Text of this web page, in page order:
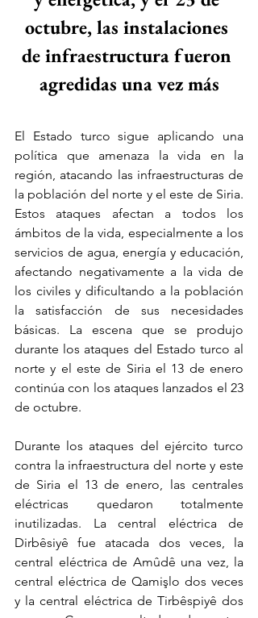
octubre, las instalaciones
de infraestructura fueron
agredidas una vez más
El Estado turco sigue aplicando una
política que amenaza la vida en la
región, atacando las infraestructuras de
la población del norte y el este de Siria.
Estos ataques afectan a todos los
ámbitos de la vida, especialmente a los
servicios de agua, energía y educación,
afectando negativamente a la vida de
los civiles y dificultando a la población
la satisfacción de sus necesidades
básicas. La escena que se produjo
durante los ataques del Estado turco al
norte y el este de Siria el 13 de enero
continúa con los ataques lanzados el 23
de octubre.
Durante los ataques del ejército turco
contra la infraestructura del norte y este
de Siria el 13 de enero, las centrales
eléctricas quedaron totalmente
inutilizadas. La central eléctrica de
Dirbêsiyê fue atacada dos veces, la
central eléctrica de Amûdê una vez, la
central eléctrica de Qamişlo dos veces
y la central eléctrica de Tirbêspiyê dos